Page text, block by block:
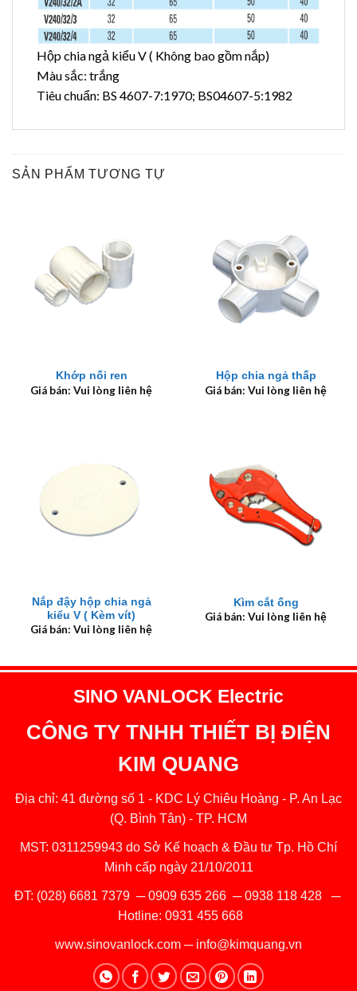
Hộp chia ngả kiểu V ( Không bao gồm nắp)
Màu sắc: trắng
Tiêu chuẩn: BS 4607-7:1970; BS04607-5:1982
SẢN PHẨM TƯƠNG TỰ
Khớp nối ren
Giá bán: Vui lòng liên hệ
Hộp chia ngả thấp
Giá bán: Vui lòng liên hệ
Nắp đậy hộp chia ngả
kiểu V ( Kèm vít)
Giá bán: Vui lòng liên hệ
Kìm cắt ống
Giá bán: Vui lòng liên hệ
SINO VANLOCK Electric
CÔNG TY TNHH THIẾT BỊ ĐIỆN
KIM QUANG
Địa chỉ: 41 đường số 1 - KDC Lý Chiêu Hoàng - P. An Lạc
(Q. Bình Tân) - TP. HCM
MST: 0311259943 do Sở Kế hoạch & Đầu tư Tp. Hồ Chí
Minh cấp ngày 21/10/2011
ĐT: (028) 6681 7379 ─0909 635 266─0938 118 428─
Hotline: 0931 455 668
www.sinovanlock.com ─ info@kimquang.vn